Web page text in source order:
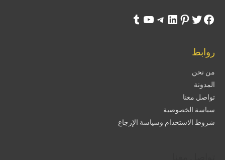
روابط
من نحن
المدونة
تواصل معنا
سياسة الخصوصية
شروط الاستخدام وسياسة الإرجاع